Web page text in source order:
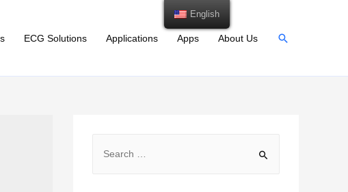
ECG Solutions Applications Apps About Us Search
English